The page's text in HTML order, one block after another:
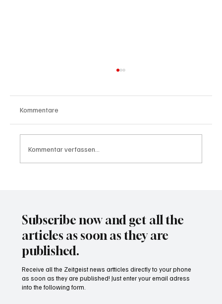
Kommentare
Kommentar verfassen...
Subscribe now and get all the
articles as soon as they are
published.
Receive all the Zeitgeist news artticles directly to your phone
as soon as they are published! Just enter your email adress
into the following form.